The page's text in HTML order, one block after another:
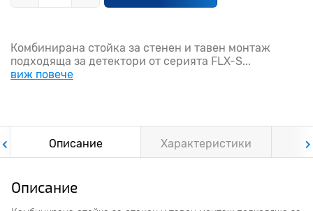
Комбинирана стойка за стенен и тавен монтаж
подходяща за детектори от серията FLX-S...
виж повече
Описание Характеристики
Описание